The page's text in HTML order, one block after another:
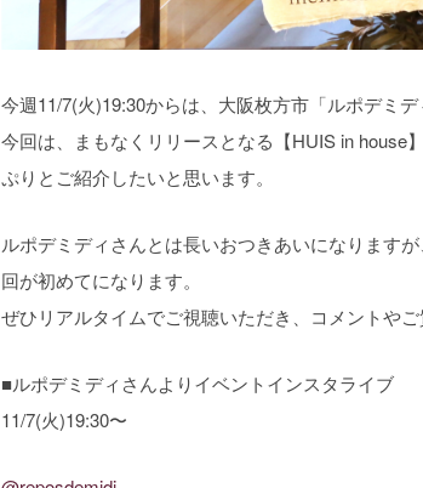
今週11/7(火)19:30からは、大阪枚方市「ルポデミ
今回は、まもなくリリースとなる【HUIS in house
ぷりとご紹介したいと思います。
ルポデミディさんとは長いおつきあいになります
回が初めてになります。
ぜひリアルタイムでご視聴いただき、コメントや
■ルポデミディさんよりイベントインスタライブ
11/7(火)19:30〜